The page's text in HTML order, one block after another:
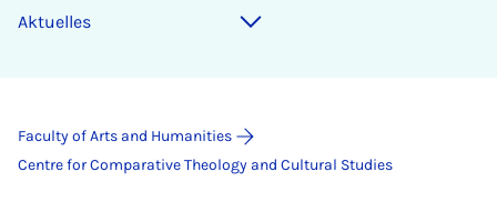
Aktuelles
Faculty of Arts and Humanities
Centre for Comparative Theology and Cultural Studies